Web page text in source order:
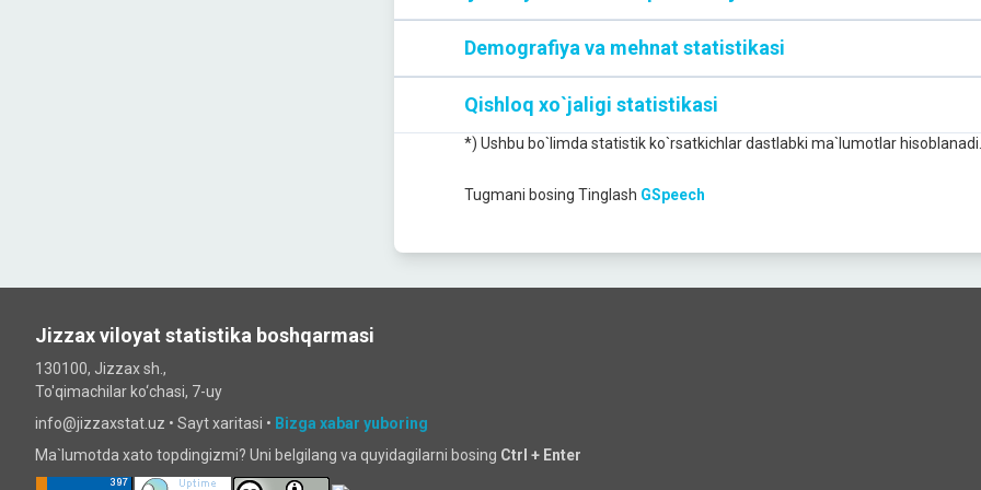
Demografiya va mehnat statistikasi
Qishloq xo`jaligi statistikasi
*) Ushbu bo`limda statistik ko`rsatkichlar dastlabki ma`lumotlar hisoblanadi.
Tugmani bosing Tinglash GSpeech
Jizzax viloyat statistika boshqarmasi
130100, Jizzax sh.,
To'qimachilar ko‘chаsi, 7-uy
info@jizzaxstat.uz • Sayt xaritasi • Bizga xabar yuboring
Ma`lumotda xato topdingizmi? Uni belgilang va quyidagilarni bosing Ctrl + Enter